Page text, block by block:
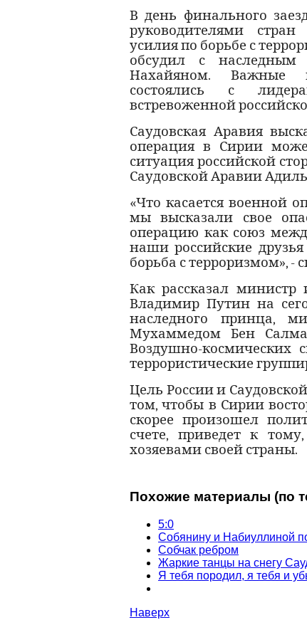
В день финального
руководителями стран
усилия по борьбе с
обсудил с
Нахайяном. Важные
состоялись с
встревоженной
Саудовская Аравия
операция в Сирии
ситуация российской
Саудовской Аравии
«Что касается военной
мы высказали свое
операцию как союз
наши российские
борьба с терроризмом», -
Как рассказал министр
Владимир Путин на
наследного принца,
Мухаммедом Бен
Воздушно-космических
террористические
Цель России и
том, чтобы в Сирии
скорее произошел
счете, приведет к
хозяевами своей страны.
Похожие материалы (по
5:0
Собянину и Набиуллиной
Собчак ребром
Жаркие танцы на снегу
Я тебя породил, я тебя и
Наверх